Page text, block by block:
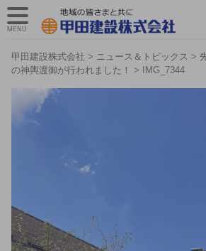
甲田建設株式会社 > ニュース＆トピックス >
の神輿渡御が行われました！
> IMG_7344
MENU